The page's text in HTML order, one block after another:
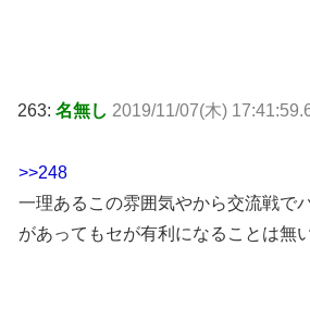
263: 名無し 2019/11/07(木)
>>248
一理あるこの雰囲気やから交流戦で
があってもセが有利になることは無